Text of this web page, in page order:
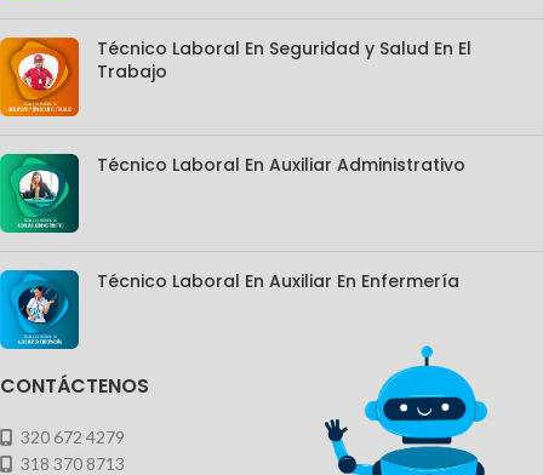
Técnico Laboral En Seguridad y Salud En El
Trabajo
Técnico Laboral En Auxiliar Administrativo
Técnico Laboral En Auxiliar En Enfermería
CONTÁCTENOS
320 672 4279
318 370 8713